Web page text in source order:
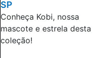
SP
Conheça Kobi, nossa
mascote e estrela desta
coleção!